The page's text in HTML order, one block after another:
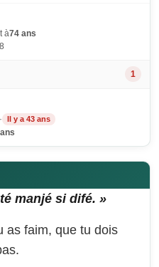
à74 ans
1
Il y a 43 ans
manjé si difé. »
as faim, que tu dois